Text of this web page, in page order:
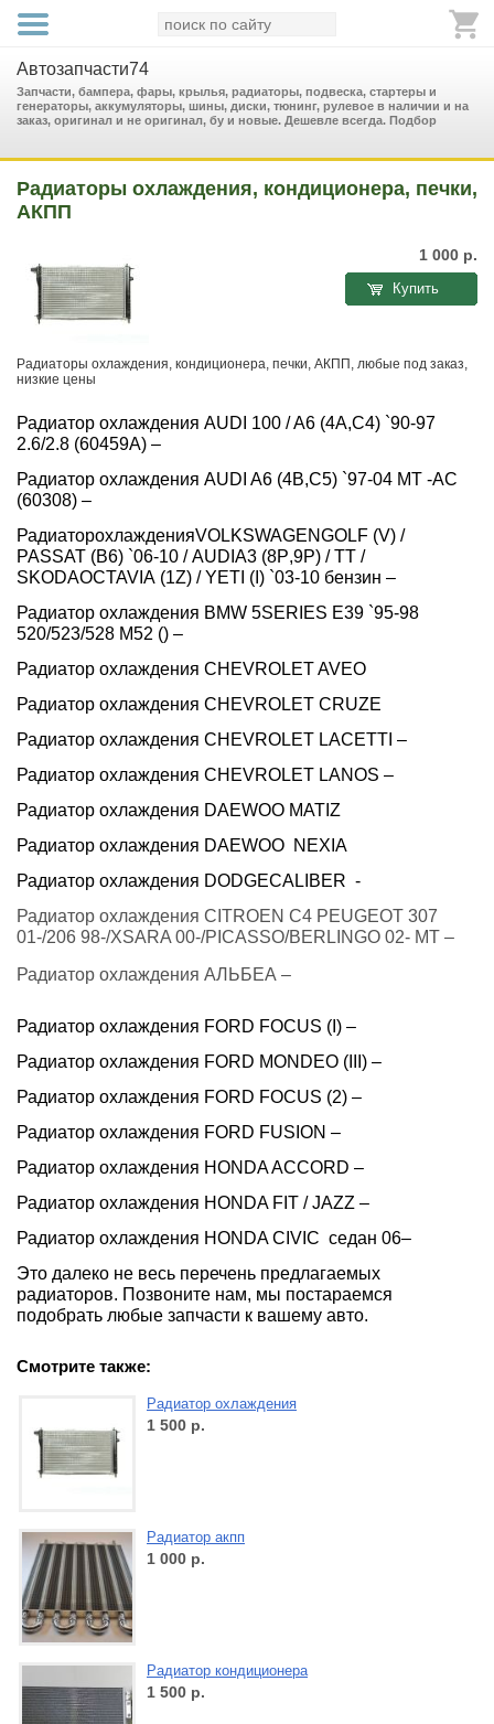
Автозапчасти74
Запчасти, бампера, фары, крылья, радиаторы, подвеска, стартеры и
генераторы, аккумуляторы, шины, диски, тюнинг, рулевое в наличии и на
заказ, оригинал и не оригинал, бу и новые. Дешевле всегда. Подбор
Радиаторы охлаждения, кондиционера, печки,
АКПП
1 000 р.
Купить
Радиаторы охлаждения, кондиционера, печки, АКПП, любые под заказ,
низкие цены
Радиатор охлаждения AUDI 100 / A6 (4A,C4) `90-97
2.6/2.8 (60459A) –
Радиатор охлаждения AUDI A6 (4B,C5) `97-04 МТ -АС
(60308) –
РадиаторохлажденияVOLKSWAGENGOLF (V) /
PASSAT (B6) `06-10 /AUDIA3 (8P,9P) /TT /
SKODAOCTAVIA (1Z) /YETI ( ) `03-10 бензин –
Радиатор охлаждения BMW 5SERIES E39 `95-98
520/523/528 M52 () –
Радиатор охлаждения CHEVROLET AVEO
Радиатор охлаждения CHEVROLET CRUZE
Радиатор охлаждения CHEVROLET LACETTI –
Радиатор охлаждения CHEVROLET LANOS –
Радиатор охлаждения DAEWOO MATIZ
Радиатор охлаждения DAEWOO NEXIA
Радиатор охлаждения DODGECALIBER -
Радиатор охлаждения CITROEN C4 PEUGEOT 307
01-/206 98-/XSARA 00-/PICASSO/BERLINGO 02- МТ –
Радиатор охлаждения АЛЬБЕА –
Радиатор охлаждения FORD FOCUS (I) –
Радиатор охлаждения FORD MONDEO (III) –
Радиатор охлаждения FORD FOCUS (2) –
Радиатор охлаждения FORD FUSION –
Радиатор охлаждения HONDA ACCORD –
Радиатор охлаждения HONDA FIT / JAZZ –
Радиатор охлаждения HONDA CIVIC седан 06–
Это далеко не весь перечень предлагаемых
радиаторов. Позвоните нам, мы постараемся
подобрать любые запчасти к вашему авто.
Смотрите также:
Радиатор охлаждения
1 500 р.
Радиатор акпп
1 000 р.
Радиатор кондиционера
1 500 р.